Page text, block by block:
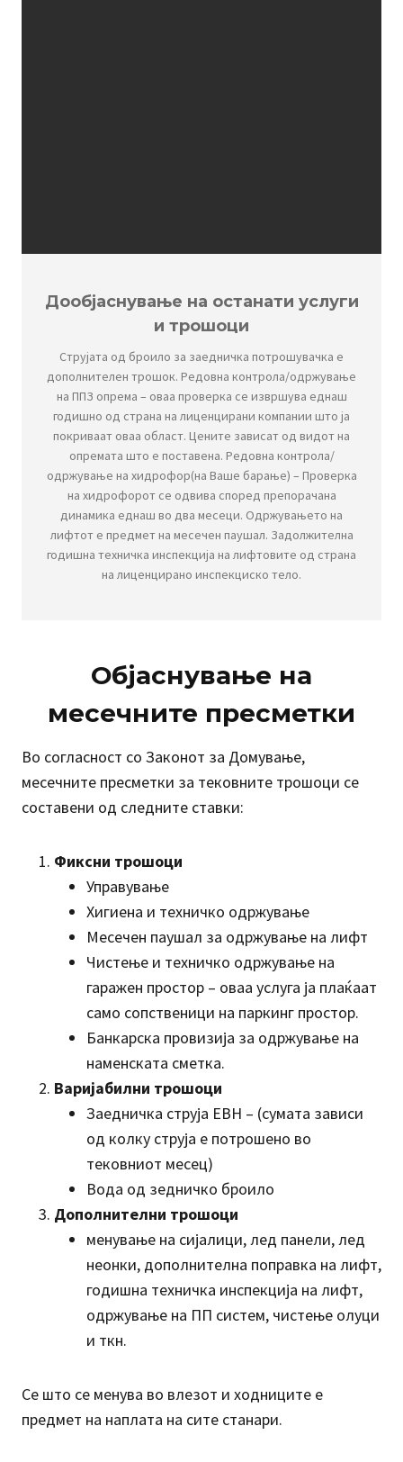
Дообјаснување на останати услуги
и трошоци
Струјата од броило за заедничка потрошувачка е
дополнителен трошок. Редовна контрола/одржување
на ППЗ опрема – оваа проверка се извршува еднаш
годишно од страна на лиценцирани компании што ја
покриваат оваа област. Цените зависат од видот на
опремата што е поставена. Редовна контрола/
одржување на хидрофор(на Ваше барање) – Проверка
на хидрофорот се одвива според препорачана
динамика еднаш во два месеци. Одржувањето на
лифтот е предмет на месечен паушал. Задолжителна
годишна техничка инспекција на лифтовите од страна
на лиценцирано инспекциско тело.
Објаснување на
месечните пресметки
Во согласност со Законот за Домување,
месечните пресметки за тековните трошоци се
составени од следните ставки:
Фиксни трошоци
Управување
Хигиена и техничко одржување
Месечен паушал за одржување на лифт
Чистење и техничко одржување на
гаражен простор – оваа услуга ја плаќаат
само сопственици на паркинг простор.
Банкарска провизија за одржување на
наменската сметка.
Варијабилни трошоци
Заедничка струја ЕВН – (сумата зависи
од колку струја е потрошено во
тековниот месец)
Вода од зедничко броило
Дополнителни трошоци
менување на сијалици, лед панели, лед
неонки, дополнителна поправка на лифт,
годишна техничка инспекција на лифт,
одржување на ПП систем, чистење олуци
и ткн.
Се што се менува во влезот и ходниците е
предмет на наплата на сите станари.